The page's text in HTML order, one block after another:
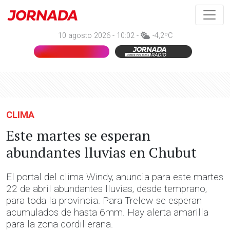
10 agosto 2026 - 10:02 - -4,2ºC
CLIMA
Este martes se esperan
abundantes lluvias en Chubut
El portal del clima Windy, anuncia para este martes
22 de abril abundantes lluvias, desde temprano,
para toda la provincia. Para Trelew se esperan
acumulados de hasta 6mm. Hay alerta amarilla
para la zona cordillerana.